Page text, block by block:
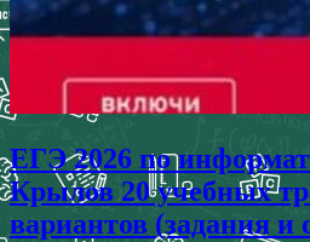
ЕГЭ 2026 по
Крылов 20 учебных
вариантов (задания и